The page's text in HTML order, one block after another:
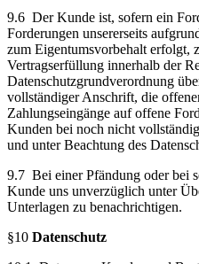
9.6 Der Kunde ist, sofern ein
Forderungen unsererseits
zum Eigentumsvorbehalt erfolgt,
Vertragserfüllung innerhalb der
Datenschutzgrundverordnung
vollständiger Anschrift, die
Zahlungseingänge auf offene
Kunden bei noch nicht
und unter Beachtung des
9.7 Bei einer Pfändung oder bei
Kunde uns unverzüglich unter
Unterlagen zu benachrichtigen.
§10 Datenschutz